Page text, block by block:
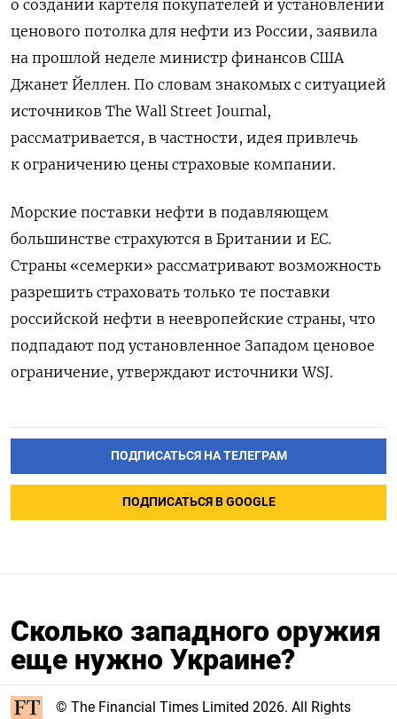
о создании картеля покупателей и установлении
ценового потолка для нефти из России, заявила
на прошлой неделе министр финансов США
Джанет Йеллен. По словам знакомых с ситуацией
источников The Wall Street Journal,
рассматривается, в частности, идея привлечь
к ограничению цены страховые компании.
Морские поставки нефти в подавляющем
большинстве страхуются в Британии и ЕС.
Страны «семерки» рассматривают возможность
разрешить страховать только те поставки
российской нефти в неевропейские страны, что
подпадают под установленное Западом ценовое
ограничение, утверждают источники WSJ.
ПОДПИСАТЬСЯ НА ТЕЛЕГРАМ
ПОДПИСАТЬСЯ В GOOGLE
Сколько западного оружия
еще нужно Украине?
© The Financial Times Limited 2026. All Rights